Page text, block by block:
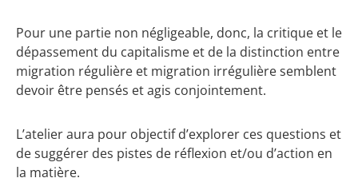
Pour une partie non négligeable, donc, la critique et le
dépassement du capitalisme et de la distinction entre
migration régulière et migration irrégulière semblent
devoir être pensés et agis conjointement.
L’atelier aura pour objectif d’explorer ces questions et
de suggérer des pistes de réflexion et/ou d’action en
la matière.